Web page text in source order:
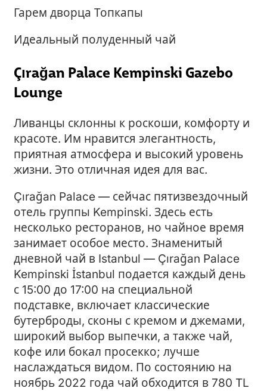
Гарем дворца Топкапы
Идеальный полуденный чай
Çırağan Palace Kempinski Gazebo
Lounge
Ливанцы склонны к роскоши, комфорту и
красоте. Им нравится элегантность,
приятная атмосфера и высокий уровень
жизни. Это отличная идея для вас.
Çırağan Palace — сейчас пятизвездочный
отель группы Kempinski. Здесь есть
несколько ресторанов, но чайное время
занимает особое место. Знаменитый
дневной чай в Istanbul — Çırağan Palace
Kempinski İstanbul подается каждый день
с 15:00 до 17:00 на специальной
подставке, включает классические
бутерброды, сконы с кремом и джемами,
широкий выбор выпечки, а также чай,
кофе или бокал просекко; лучше
наслаждаться видом. По состоянию на
ноябрь 2022 года чай обходится в 780 TL